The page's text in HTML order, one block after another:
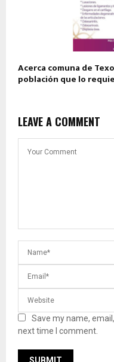
Acerca comuna de
población que lo
LEAVE A COMMENT
Save my name,
next time I comment.